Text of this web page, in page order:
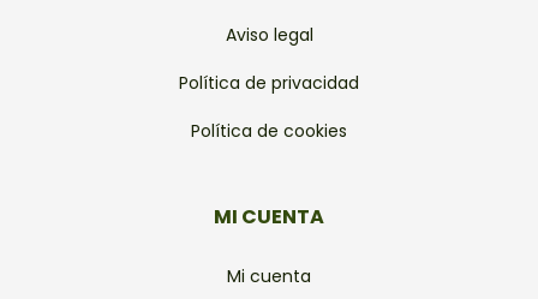
Aviso legal
Política de privacidad
Política de cookies
MI CUENTA
Mi cuenta